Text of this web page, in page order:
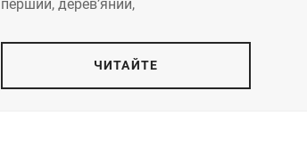
перший, дерев’яний,
ЧИТАЙТЕ